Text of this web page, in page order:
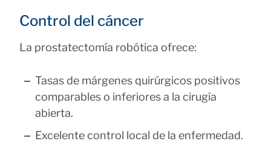
Control del cáncer
La prostatectomía robótica ofrece:
Tasas de márgenes quirúrgicos positivos
comparables o inferiores a la cirugía
abierta.
Excelente control local de la enfermedad.